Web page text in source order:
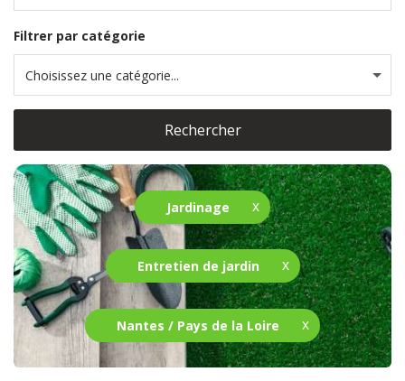
Jardinage
Entretien de jardin
Nantes / Pays de la Loire
Filtrer par catégorie
Choisissez une catégorie...
Rechercher